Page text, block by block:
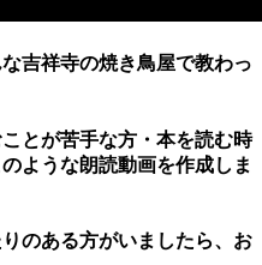
吉祥寺の焼き鳥屋で教わっ
とが苦手な方・本を読む時
ような朗読動画を作成しま
のある方がいましたら、お